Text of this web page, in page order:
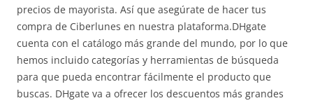
precios de mayorista. Así que asegúrate de hacer tus
compra de Ciberlunes en nuestra plataforma.DHgate
cuenta con el catálogo más grande del mundo, por lo que
hemos incluido categorías y herramientas de búsqueda
para que pueda encontrar fácilmente el producto que
buscas. DHgate va a ofrecer los descuentos más grandes